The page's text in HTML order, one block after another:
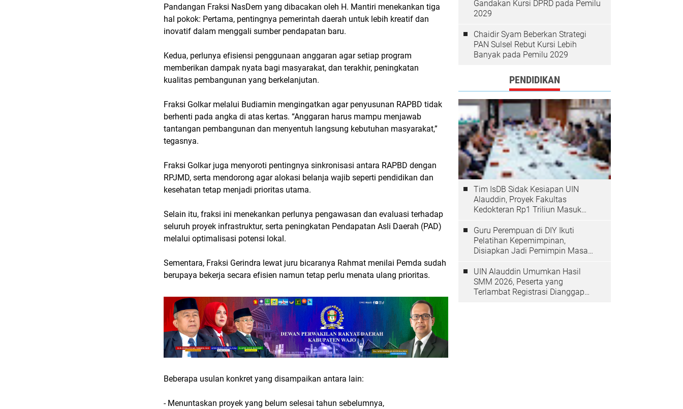
Pandangan Fraksi NasDem yang dibacakan oleh H. Mantiri menekankan tiga
hal pokok: Pertama, pentingnya pemerintah daerah untuk lebih kreatif dan
inovatif dalam menggali sumber pendapatan baru.
Kedua, perlunya efisiensi penggunaan anggaran agar setiap program
memberikan dampak nyata bagi masyarakat, dan terakhir, peningkatan
kualitas pembangunan yang berkelanjutan.
Fraksi Golkar melalui Budiamin mengingatkan agar penyusunan RAPBD tidak
berhenti pada angka di atas kertas. “Anggaran harus mampu menjawab
tantangan pembangunan dan menyentuh langsung kebutuhan masyarakat,”
tegasnya.
Fraksi Golkar juga menyoroti pentingnya sinkronisasi antara RAPBD dengan
RPJMD, serta mendorong agar alokasi belanja wajib seperti pendidikan dan
kesehatan tetap menjadi prioritas utama.
Selain itu, fraksi ini menekankan perlunya pengawasan dan evaluasi terhadap
seluruh proyek infrastruktur, serta peningkatan Pendapatan Asli Daerah (PAD)
melalui optimalisasi potensi lokal.
Sementara, Fraksi Gerindra lewat juru bicaranya Rahmat menilai Pemda sudah
berupaya bekerja secara efisien namun tetap perlu menata ulang prioritas.
Beberapa usulan konkret yang disampaikan antara lain:
- Menuntaskan proyek yang belum selesai tahun sebelumnya,
Gandakan Kursi DPRD pada Pemilu
2029
Chaidir Syam Beberkan Strategi
PAN Sulsel Rebut Kursi Lebih
Banyak pada Pemilu 2029
PENDIDIKAN
Tim IsDB Sidak Kesiapan UIN
Alauddin, Proyek Fakultas
Kedokteran Rp1 Triliun Masuk
Guru Perempuan di DIY Ikuti
Pelatihan Kepemimpinan,
Disiapkan Jadi Pemimpin Masa
UIN Alauddin Umumkan Hasil
SMM 2026, Peserta yang
Terlambat Registrasi Dianggap